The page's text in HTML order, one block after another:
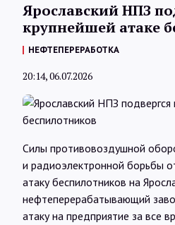
Ярославский НПЗ
крупнейшей атаке
НЕФТЕПЕРЕРАБОТКА
20:14, 06.07.2026
Силы противовоздушной
и радиоэлектронной борьбы
атаку беспилотников на
нефтеперерабатывающий
атаку на предприятие за все